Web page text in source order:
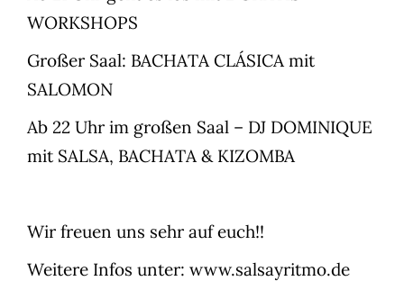
WORKSHOPS
Großer Saal: BACHATA CLÁSICA mit
SALOMON
Ab 22 Uhr im großen Saal – DJ DOMINIQUE
mit SALSA, BACHATA & KIZOMBA
Wir freuen uns sehr auf euch!!
Weitere Infos unter: www.salsayritmo.de